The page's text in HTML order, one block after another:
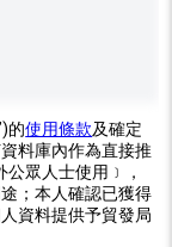
的使用條款及確定
料庫內作為直接推
眾人士使用﹞，
；本人確認已獲得
資料提供予貿發局